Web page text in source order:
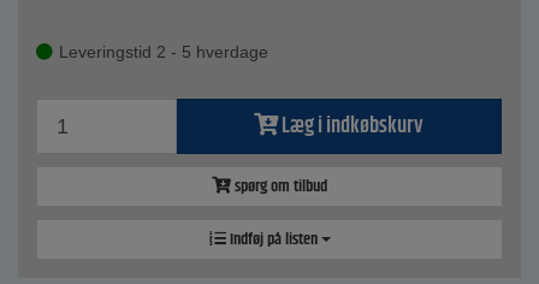
Leveringstid 2 - 5 hverdage
Læg i indkøbskurv
spørg om tilbud
Indføj på listen